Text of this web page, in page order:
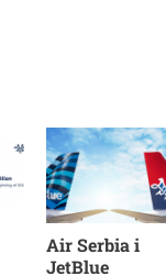
Air Serbia i
JetBlue